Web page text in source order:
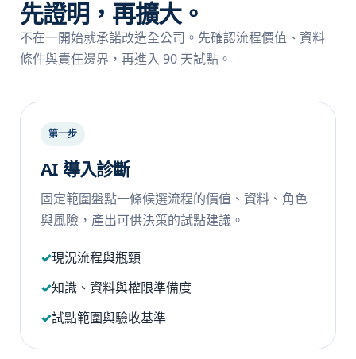
先證明，再擴大。
不在一開始就承諾改造全公司。先確認流程價值、資料
條件與責任邊界，再進入 90 天試點。
第一步
AI 導入診斷
固定範圍盤點一條候選流程的價值、資料、角色
與風險，產出可供決策的試點建議。
現況流程與瓶頸
知識、資料與權限準備度
試點範圍與驗收基準